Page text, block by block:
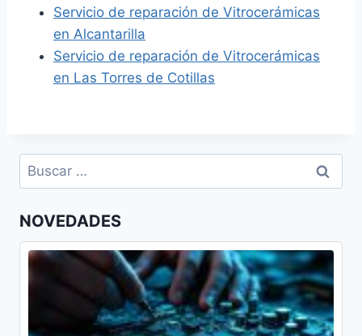
Servicio de reparación de Vitrocerámicas
en Alcantarilla
Servicio de reparación de Vitrocerámicas
en Las Torres de Cotillas
Buscar:
NOVEDADES